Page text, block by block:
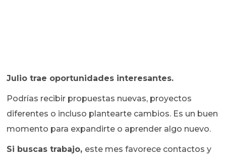
Julio trae oportunidades interesantes.
Podrías recibir propuestas nuevas, proyectos
diferentes o incluso plantearte cambios. Es un buen
momento para expandirte o aprender algo nuevo.
Si buscas trabajo, este mes favorece contactos y